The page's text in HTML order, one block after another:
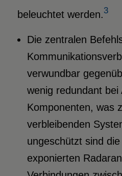
beleuchtet werden. 3
Die zentralen
verwundbar
wenig redundant bei
Komponenten, was
verbleibenden
ungeschützt sind
exponierten